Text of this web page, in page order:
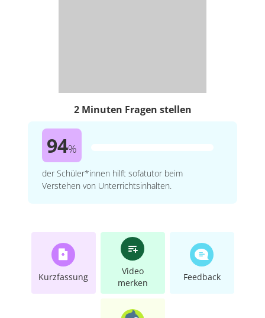
2 Minuten Fragen stellen
94%
der Schüler*innen hilft sofatutor beim
Verstehen von Unterrichtsinhalten.
Kurzfassung
Video
merken
Feedback